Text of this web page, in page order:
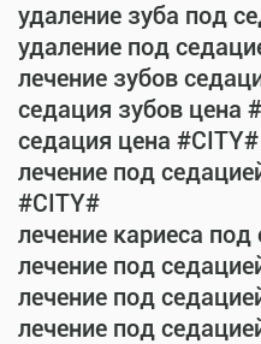
удаление зуба под
удаление под
лечение зубов
седация зубов цена
седация цена #CITY#
лечение под
#CITY#
лечение кариеса
лечение под
лечение под
лечение под